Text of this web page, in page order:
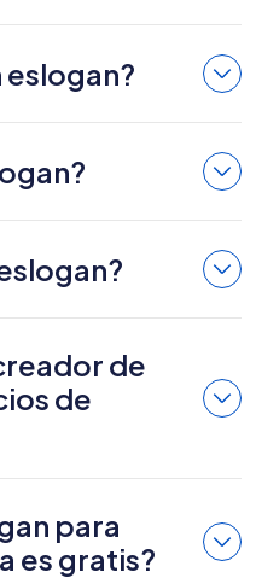
eslogan?
de
de
para
es gratis?